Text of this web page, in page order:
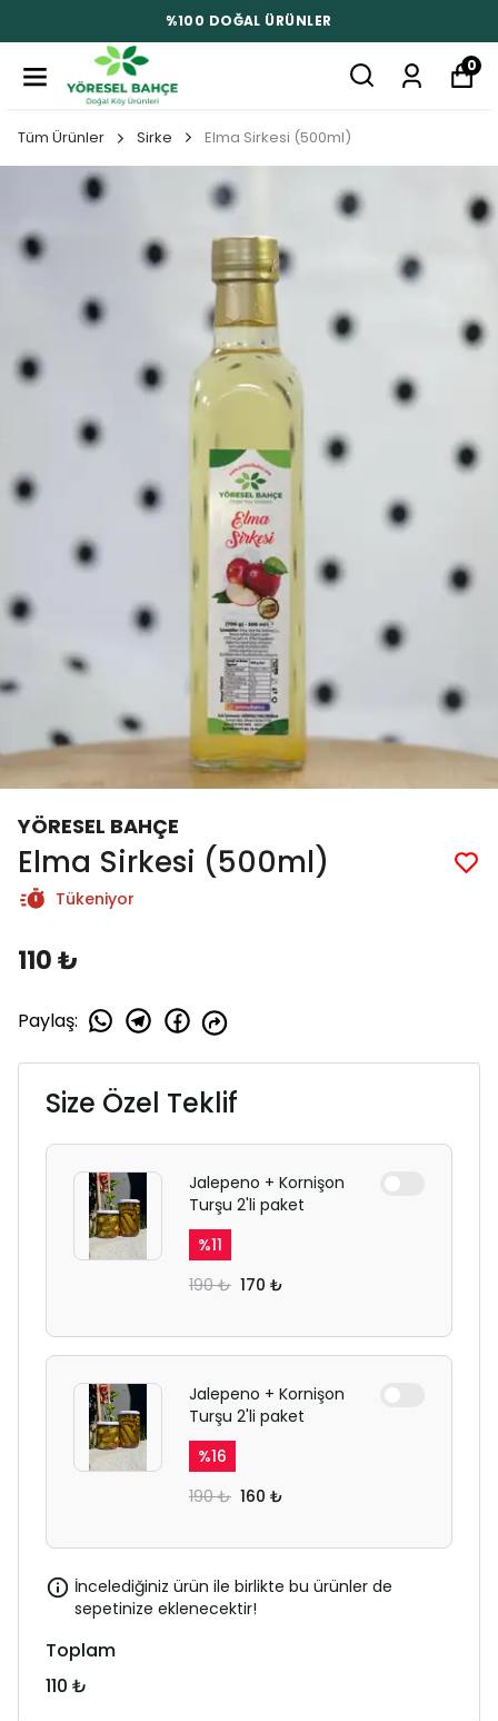
%100 DOĞAL ÜRÜNLER
0
Tüm Ürünler Sirke Elma Sirkesi (500ml)
YÖRESEL BAHÇE
Elma Sirkesi (500ml)
Tükeniyor
110 ₺
Paylaş:
Size Özel Teklif
Jalepeno + Kornişon
Turşu 2'li paket
%11
190 ₺ 170 ₺
Jalepeno + Kornişon
Turşu 2'li paket
%16
190 ₺ 160 ₺
İncelediğiniz ürün ile birlikte bu ürünler de
sepetinize eklenecektir!
Toplam
110 ₺